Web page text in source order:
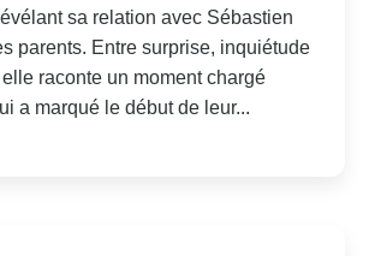
sa relation avec Sébastien
parents. Entre surprise, inquiétude
raconte un moment chargé
a marqué le début de leur...